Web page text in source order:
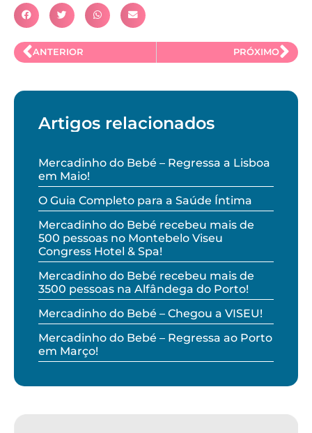
ANTERIOR PRÓXIMO
Artigos relacionados
Mercadinho do Bebé – Regressa a Lisboa
em Maio!
O Guia Completo para a Saúde Íntima
Mercadinho do Bebé recebeu mais de
500 pessoas no Montebelo Viseu
Congress Hotel & Spa!
Mercadinho do Bebé recebeu mais de
3500 pessoas na Alfândega do Porto!
Mercadinho do Bebé – Chegou a VISEU!
Mercadinho do Bebé – Regressa ao Porto
em Março!